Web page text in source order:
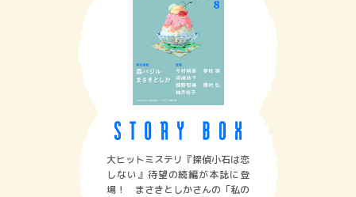
大ヒットミステリ『探偵小石は恋
しない』待望の続編が本誌に登
場！ まさきとしかさんの「私の